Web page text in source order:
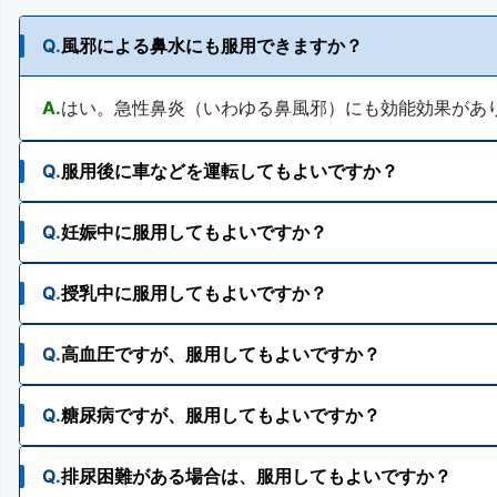
Q.風邪による鼻水にも服用できますか？
A.はい。急性鼻炎（いわゆる鼻風邪）にも効能効果があ
Q.服用後に車などを運転してもよいですか？
A.服用後、車などの乗物又は機械類の運転操作はさけて
Q.妊娠中に服用してもよいですか？
A.妊婦又は妊娠していると思われる人は、医師、薬剤師
Q.授乳中に服用してもよいですか？
A.授乳中の人は、医師、薬剤師又は登録販売者にご相談
Q.高血圧ですが、服用してもよいですか？
A.高血圧の人は、服用をさけてください。
Q.糖尿病ですが、服用してもよいですか？
A.糖尿病の人は、使用をさけてください。
Q.排尿困難がある場合は、服用してもよいですか？